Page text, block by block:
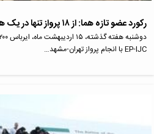
رکورد عضو تازه هما: از ۱۸ پرواز تنها در یک هفته، ۱۳ پرواز تاخیر داشته‌اند!
EP-IJC با انجام پرواز تهران-مشهد…